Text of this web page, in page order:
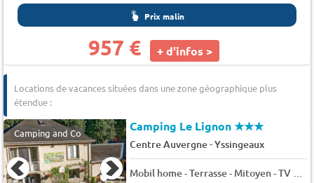
Prix malin
957 € + d'infos >
Locations de vacances situées dans une zone géographique plus
étendue :
Camping and Co Camping Le Lignon★★★
Centre Auvergne-Yssingeaux
Mobil home - Terrasse - Mitoyen - TV 3 pers.